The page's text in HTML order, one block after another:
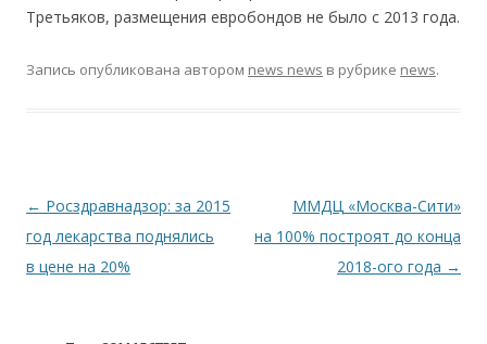
Третьяков, размещения евробондов не было с 2013 года.
Запись опубликована автором news news в рубрике news.
Навигация по записям
← Росздравнадзор: за 2015
год лекарства поднялись
в цене на 20%
ММДЦ «Москва-Сити»
на 100% построят до конца
2018-ого года →